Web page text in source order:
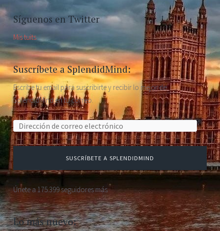
Síguenos en Twitter
Mis tuits
Suscríbete a SplendidMind:
Escribe tu email para suscribirte y recibir lo mejor de
SplendidMind en tu correo.
SUSCRÍBETE A SPLENDIDMIND
Únete a 175.399 seguidores más
Lo más nuevo: